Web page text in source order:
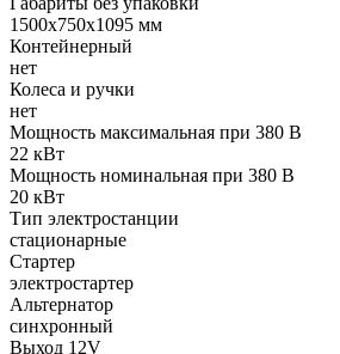
1500х750х1095 мм
Контейнерный
нет
Колеса и ручки
нет
Мощность максимальная при 380 В
22 кВт
Мощность номинальная при 380 В
20 кВт
Тип электростанции
стационарные
Стартер
электростартер
Альтернатор
синхронный
Выход 12V